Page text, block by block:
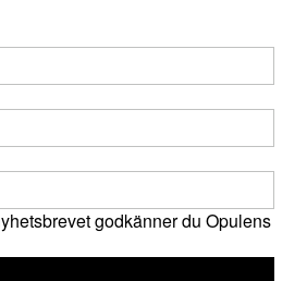
godkänner du Opulens